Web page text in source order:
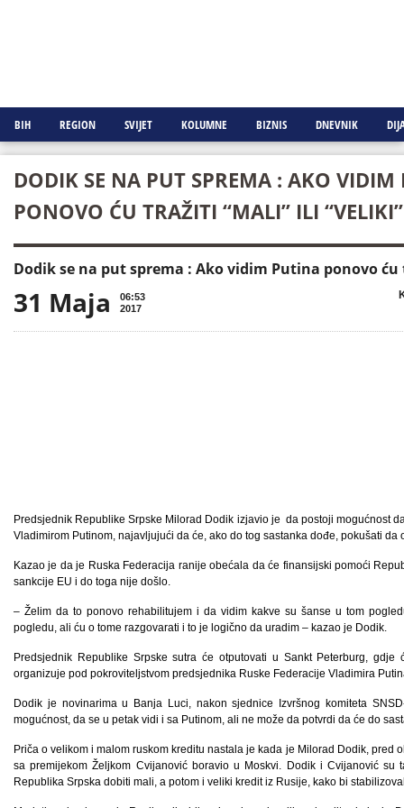
BIH REGION SVIJET KOLUMNE BIZNIS DNEVNIK
DODIK SE NA PUT SPREMA : AKO
PONOVO ĆU TRAŽITI “MALI” ILI
Dodik se na put sprema : Ako vidim Putina ponovo
31 Maja
06:53
2017
Predsjednik Republike Srpske Milorad Dodik izjavio je da postoji mogućnost
Vladimirom Putinom, najavljujući da će, ako do tog sastanka dođe, pokušati
Kazao je da je Ruska Federacija ranije obećala da će finansijski pomoći
sankcije EU i do toga nije došlo.
– Želim da to ponovo rehabilitujem i da vidim kakve su šanse u tom
pogledu, ali ću o tome razgovarati i to je logično da uradim – kazao je Dodik.
Predsjednik Republike Srpske sutra će otputovati u Sankt Peterburg,
organizuje pod pokroviteljstvom predsjednika Ruske Federacije Vladimira
Dodik je novinarima u Banja Luci, nakon sjednice Izvršnog komiteta
mogućnost, da se u petak vidi i sa Putinom, ali ne može da potvrdi da će do
Priča o velikom i malom ruskom kreditu nastala je kada je Milorad Dodik, pred
sa premijekom Željkom Cvijanović boravio u Moskvi. Dodik i Cvijanović
Republika Srpska dobiti mali, a potom i veliki kredit iz Rusije, kako bi